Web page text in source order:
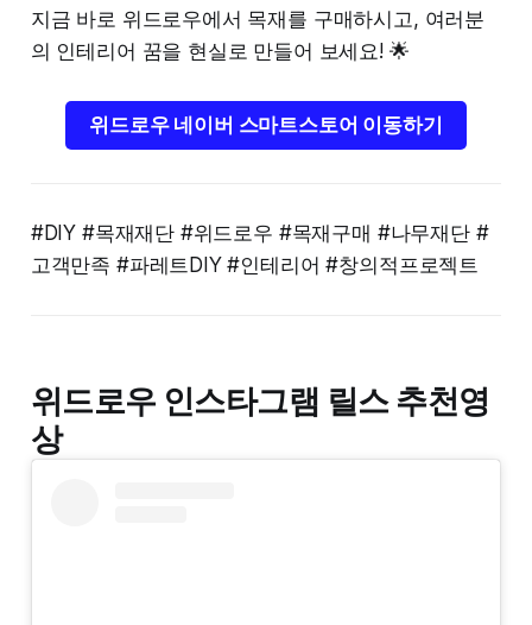
지금 바로 위드로우에서 목재를 구매하시고, 여러분
의 인테리어 꿈을 현실로 만들어 보세요! 🌟
위드로우 네이버 스마트스토어 이동하기
#DIY #목재재단 #위드로우 #목재구매 #나무재단 #
고객만족 #파레트DIY #인테리어 #창의적프로젝트
위드로우 인스타그램 릴스 추천영
상